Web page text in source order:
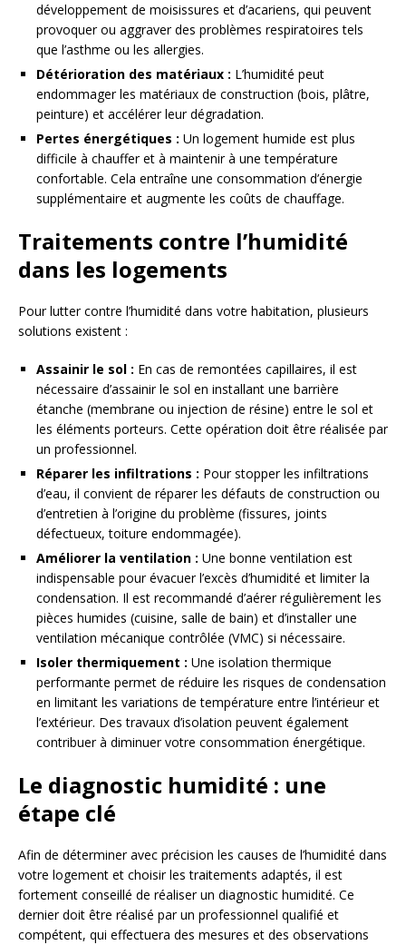
développement de moisissures et d’acariens, qui peuvent
provoquer ou aggraver des problèmes respiratoires tels
que l’asthme ou les allergies.
Détérioration des matériaux : L’humidité peut
endommager les matériaux de construction (bois, plâtre,
peinture) et accélérer leur dégradation.
Pertes énergétiques : Un logement humide est plus
difficile à chauffer et à maintenir à une température
confortable. Cela entraîne une consommation d’énergie
supplémentaire et augmente les coûts de chauffage.
Traitements contre l’humidité
dans les logements
Pour lutter contre l’humidité dans votre habitation, plusieurs
solutions existent :
Assainir le sol : En cas de remontées capillaires, il est
nécessaire d’assainir le sol en installant une barrière
étanche (membrane ou injection de résine) entre le sol et
les éléments porteurs. Cette opération doit être réalisée par
un professionnel.
Réparer les infiltrations : Pour stopper les infiltrations
d’eau, il convient de réparer les défauts de construction ou
d’entretien à l’origine du problème (fissures, joints
défectueux, toiture endommagée).
Améliorer la ventilation : Une bonne ventilation est
indispensable pour évacuer l’excès d’humidité et limiter la
condensation. Il est recommandé d’aérer régulièrement les
pièces humides (cuisine, salle de bain) et d’installer une
ventilation mécanique contrôlée (VMC) si nécessaire.
Isoler thermiquement : Une isolation thermique
performante permet de réduire les risques de condensation
en limitant les variations de température entre l’intérieur et
l’extérieur. Des travaux d’isolation peuvent également
contribuer à diminuer votre consommation énergétique.
Le diagnostic humidité : une
étape clé
Afin de déterminer avec précision les causes de l’humidité dans
votre logement et choisir les traitements adaptés, il est
fortement conseillé de réaliser un diagnostic humidité. Ce
dernier doit être réalisé par un professionnel qualifié et
compétent, qui effectuera des mesures et des observations